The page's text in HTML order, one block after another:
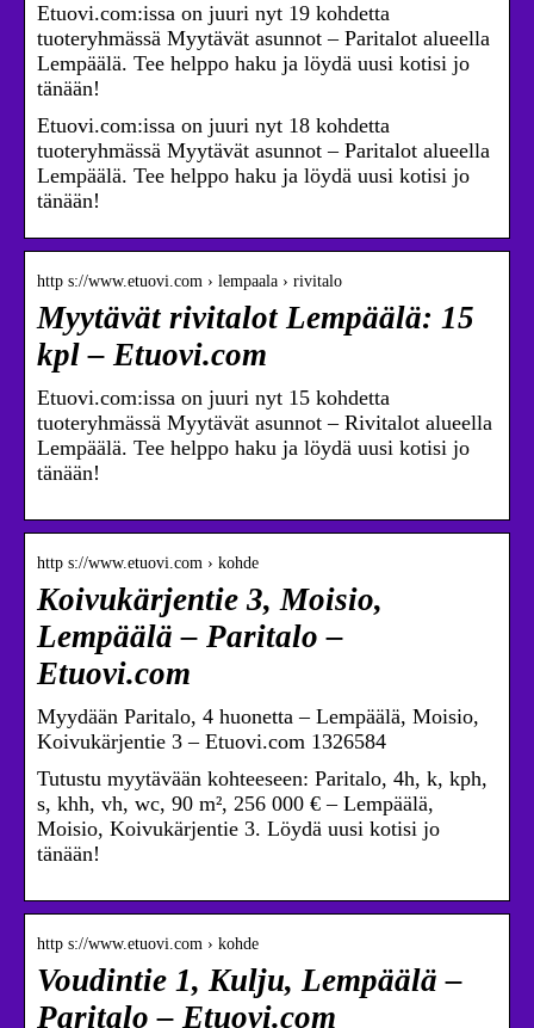
Etuovi.com:issa on juuri nyt 19 kohdetta
tuoteryhmässä Myytävät asunnot – Paritalot alueella
Lempäälä. Tee helppo haku ja löydä uusi kotisi jo
tänään!
Etuovi.com:issa on juuri nyt 18 kohdetta
tuoteryhmässä Myytävät asunnot – Paritalot alueella
Lempäälä. Tee helppo haku ja löydä uusi kotisi jo
tänään!
http s://www.etuovi.com › lempaala › rivitalo
Myytävät rivitalot Lempäälä: 15
kpl – Etuovi.com
Etuovi.com:issa on juuri nyt 15 kohdetta
tuoteryhmässä Myytävät asunnot – Rivitalot alueella
Lempäälä. Tee helppo haku ja löydä uusi kotisi jo
tänään!
http s://www.etuovi.com › kohde
Koivukärjentie 3, Moisio,
Lempäälä – Paritalo –
Etuovi.com
Myydään Paritalo, 4 huonetta – Lempäälä, Moisio,
Koivukärjentie 3 – Etuovi.com 1326584
Tutustu myytävään kohteeseen: Paritalo, 4h, k, kph,
s, khh, vh, wc, 90 m², 256 000 € – Lempäälä,
Moisio, Koivukärjentie 3. Löydä uusi kotisi jo
tänään!
http s://www.etuovi.com › kohde
Voudintie 1, Kulju, Lempäälä –
Paritalo – Etuovi.com